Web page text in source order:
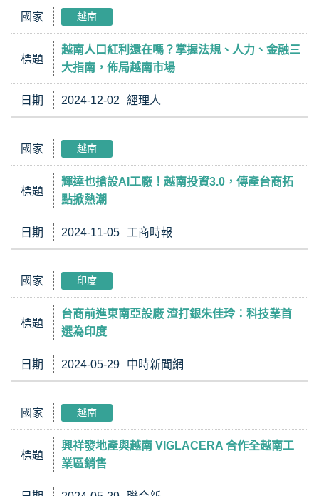
國家 越南
標題
越南人口紅利還在嗎？掌握法規、人力、金融三
大指南，佈局越南市場
日期 2024-12-02 經理人
國家 越南
標題
輝達也搶設AI工廠！越南投資3.0，傳產台商拓
點掀熱潮
日期 2024-11-05 工商時報
國家 印度
標題
台商前進東南亞設廠 渣打銀朱佳玲：科技業首
選為印度
日期 2024-05-29 中時新聞網
國家 越南
標題
興祥發地產與越南 VIGLACERA 合作全越南工
業區銷售